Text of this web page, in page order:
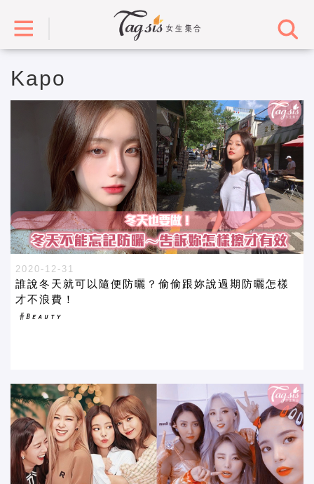
Kapo
2020-12-31
誰說冬天就可以隨便防曬？偷偷跟妳說過期防曬怎樣
才不浪費！